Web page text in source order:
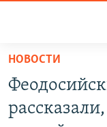
Вернуться
основному
содержанию
Вернутся
СПЕЦПРОЕКТЫ
ГРУЗ 200
ВОДА
НОВОСТИ